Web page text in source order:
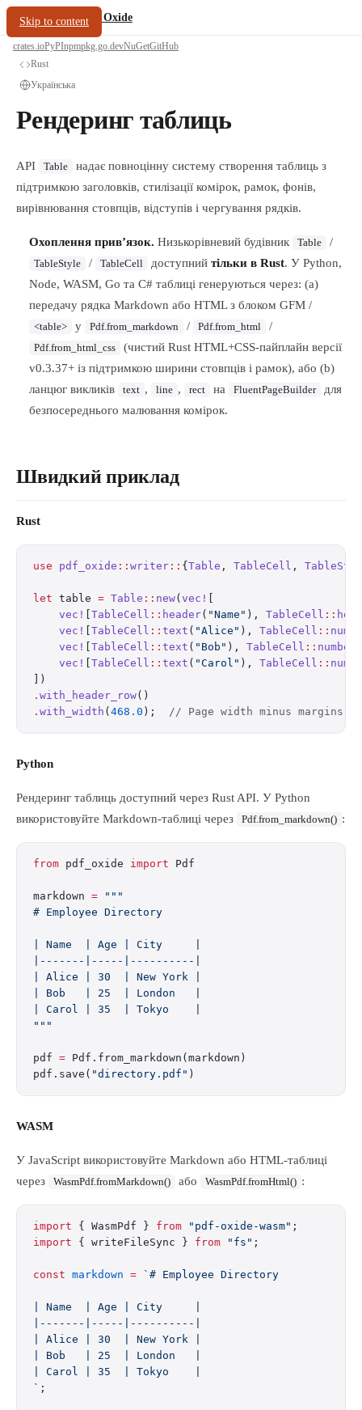
Skip to content
oxide.fyi/PDF Oxide
crates.ioPyPInpmpkg.go.devNuGetGitHub
Rust
Українська
Рендеринг таблиць
API Table
надає повноцінну систему створення таблиць з
підтримкою заголовків, стилізації комірок, рамок, фонів,
вирівнювання стовпців, відступів і чергування рядків.
Охоплення прив’язок. Низькорівневий будівник Table /
TableStyle / TableCell доступний тільки в Rust. У Python,
Node, WASM, Go та C# таблиці генеруються через: (a)
передачу рядка Markdown або HTML з блоком GFM /
<table> у Pdf.from_markdown / Pdf.from_html /
Pdf.from_html_css
(чистий Rust HTML+CSS-пайплайн версії
v0.3.37+ із підтримкою ширини стовпців і рамок), або (b)
ланцюг викликів
text , line , rect на FluentPageBuilder
для
безпосереднього малювання комірок.
Швидкий приклад
Rust
use pdf_oxide :: writer :: { Table , TableCell ,
let table = Table :: new( vec!
    vec!
TableCell :: header( "Name" ), TableCell ::
    vec!
TableCell :: text ( "Alice" ), TableCell ::
    vec!
TableCell :: text ( "Bob" ), TableCell :: number
    vec!
TableCell :: text ( "Carol" ), TableCell ::
])
. with_header_row()
. with_width ( 468.0 ); // Page width minus margins
Python
Рендеринг таблиць доступний через Rust API. У Python
використовуйте Markdown-таблиці через
Pdf.from_markdown() :
from pdf_oxide import Pdf
markdown = """
# Employee Directory
| Name  | Age | City     |
|-------|-----|----------|
| Alice | 30  | New York |
| Bob   | 25  | London   |
| Carol | 35  | Tokyo    |
"""
pdf = Pdf.from_markdown(markdown)
pdf.save( "directory.pdf" )
WASM
У JavaScript використовуйте Markdown або HTML-таблиці
через
WasmPdf.fromMarkdown() або WasmPdf.fromHtml() :
import { WasmPdf } from "pdf-oxide-wasm" ;
import { writeFileSync } from "fs" ;
const markdown = `# Employee Directory
| Name  | Age | City     |
|-------|-----|----------|
| Alice | 30  | New York |
| Bob   | 25  | London   |
| Carol | 35  | Tokyo    |
` ;